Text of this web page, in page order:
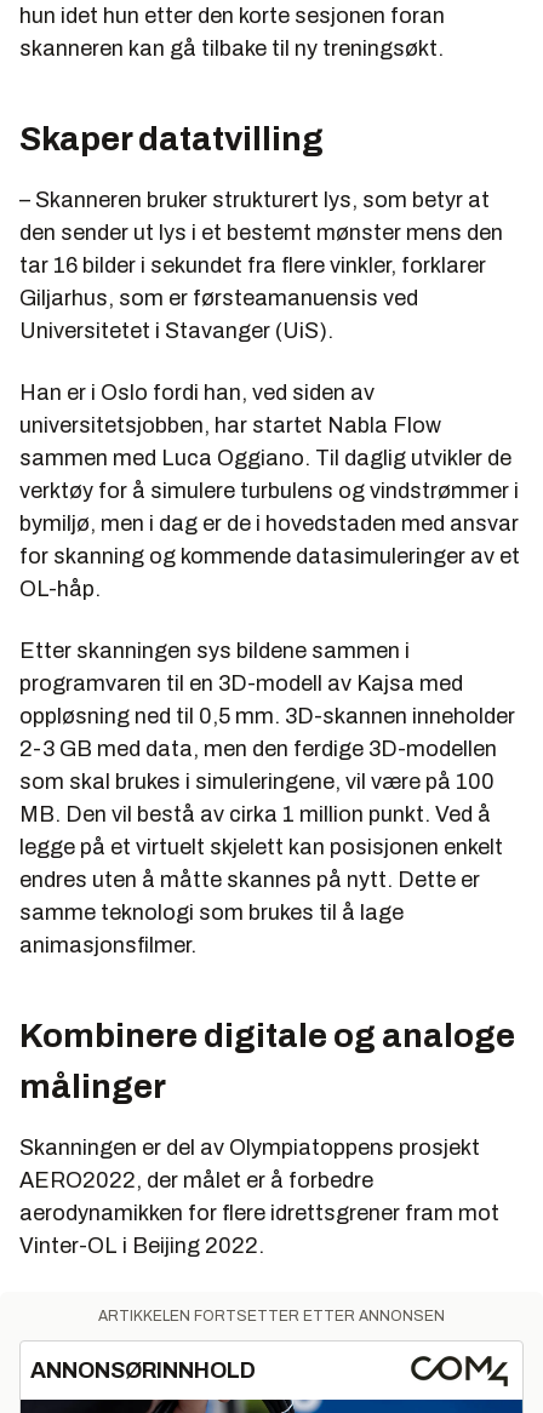
hun idet hun etter den korte sesjonen foran
skanneren kan gå tilbake til ny treningsøkt.
Skaper datatvilling
– Skanneren bruker strukturert lys, som betyr at
den sender ut lys i et bestemt mønster mens den
tar 16 bilder i sekundet fra flere vinkler, forklarer
Giljarhus, som er førsteamanuensis ved
Universitetet i Stavanger (UiS).
Han er i Oslo fordi han, ved siden av
universitetsjobben, har startet Nabla Flow
sammen med Luca Oggiano. Til daglig utvikler de
verktøy for å simulere turbulens og vindstrømmer i
bymiljø, men i dag er de i hovedstaden med ansvar
for skanning og kommende datasimuleringer av et
OL-håp.
Etter skanningen sys bildene sammen i
programvaren til en 3D-modell av Kajsa med
oppløsning ned til 0,5 mm. 3D-skannen inneholder
2-3 GB med data, men den ferdige 3D-modellen
som skal brukes i simuleringene, vil være på 100
MB. Den vil bestå av cirka 1 million punkt. Ved å
legge på et virtuelt skjelett kan posisjonen enkelt
endres uten å måtte skannes på nytt. Dette er
samme teknologi som brukes til å lage
animasjonsfilmer.
Kombinere digitale og analoge
målinger
Skanningen er del av Olympiatoppens prosjekt
AERO2022, der målet er å forbedre
aerodynamikken for flere idrettsgrener fram mot
Vinter-OL i Beijing 2022.
ARTIKKELEN FORTSETTER ETTER ANNONSEN
ANNONSØRINNHOLD